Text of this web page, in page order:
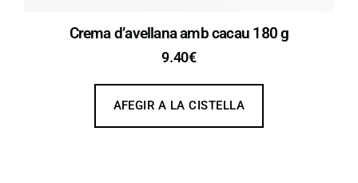
Crema d’avellana amb cacau 180 g
9.40€
AFEGIR A LA CISTELLA